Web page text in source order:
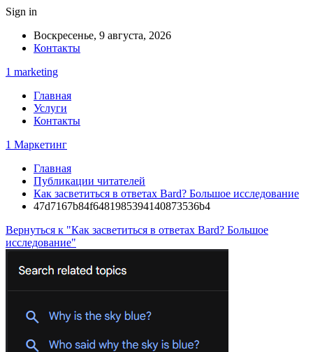
Sign in
Воскресенье, 9 августа, 2026
Контакты
1 marketing
Главная
Услуги
Контакты
1 Маркетинг
Главная
Публикации читателей
Как засветиться в ответах Bard? Большое исследование
47d7167b84f6481985394140873536b4
Вернуться к "Как засветиться в ответах Bard? Большое
исследование"